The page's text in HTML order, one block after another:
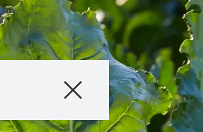
Producto
Asesoramiento